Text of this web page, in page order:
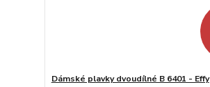
Dámské plavky dvoudílné B 6401 - Effy